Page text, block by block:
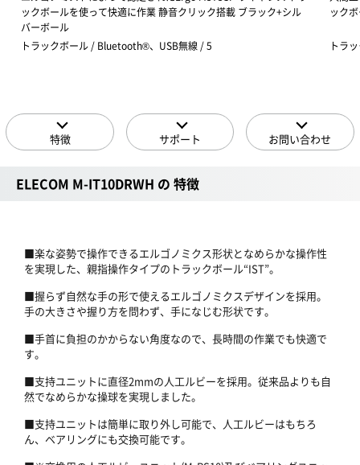
ックボールを使って快適に作業 静音クリック搭載 ブラック+シル
バーボール
トラックボール / Bluetooth®、USB無線 / 5
ック
トラ
特徴 サポート お問い合わせ
ELECOM M-IT10DRWH の 特徴
■楽な姿勢で操作できるエルゴノミクス形状となめらかな操作性
を実現した、親指操作タイプのトラックボール“IST”。
■握らず自然な手の形で使えるエルゴノミクスデザインを採用。
手の大きさや握り方を問わず、手になじむ形状です。
■手首に負担のかからない角度なので、長時間の作業でも快適で
す。
■支持ユニットに直径2mmの人工ルビーを採用。従来品よりも自
然でなめらかな操球を実現しました。
■支持ユニットは簡単に取り外し可能で、人工ルビーはもちろ
ん、ベアリングにも交換可能です。